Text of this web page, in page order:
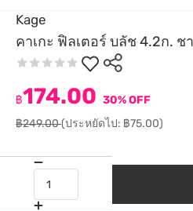
Kage
คาเกะ ฟิลเตอร์ บลัช 4.2ก.
฿174.00 30% OFF
฿249.00(ประหยัดไป: ฿75.00)